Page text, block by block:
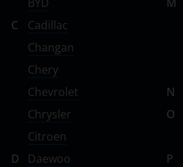
C
Cadillac
Changan
Chery
Chevrolet
Chrysler
Citroen
D
Daewoo
N
O
P